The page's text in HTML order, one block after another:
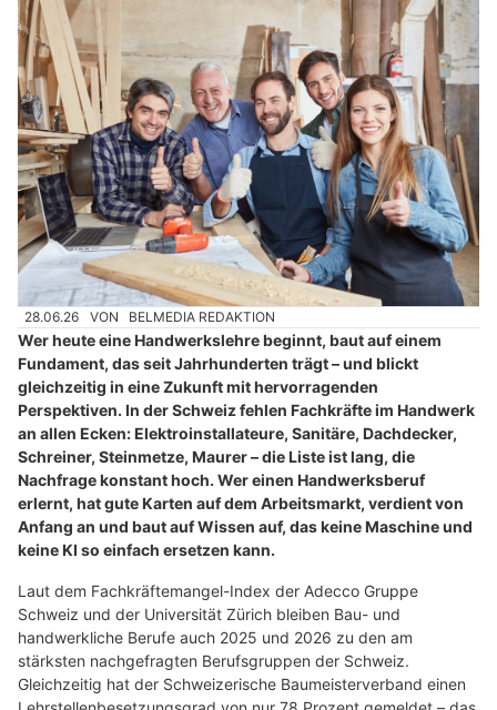
28.06.26 VON BELMEDIA REDAKTION
Wer heute eine Handwerkslehre beginnt, baut auf einem
Fundament, das seit Jahrhunderten trägt – und blickt
gleichzeitig in eine Zukunft mit hervorragenden
Perspektiven. In der Schweiz fehlen Fachkräfte im Handwerk
an allen Ecken: Elektroinstallateure, Sanitäre, Dachdecker,
Schreiner, Steinmetze, Maurer – die Liste ist lang, die
Nachfrage konstant hoch. Wer einen Handwerksberuf
erlernt, hat gute Karten auf dem Arbeitsmarkt, verdient von
Anfang an und baut auf Wissen auf, das keine Maschine und
keine KI so einfach ersetzen kann.
Laut dem Fachkräftemangel-Index der Adecco Gruppe
Schweiz und der Universität Zürich bleiben Bau- und
handwerkliche Berufe auch 2025 und 2026 zu den am
stärksten nachgefragten Berufsgruppen der Schweiz.
Gleichzeitig hat der Schweizerische Baumeisterverband einen